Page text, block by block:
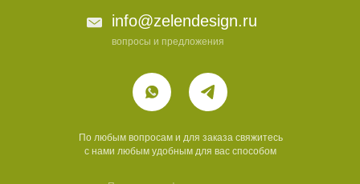
По любым вопросам и для заказа свяжитесь
с нами любым удобным для вас способом
вопросы и предложения
info@zelendesign.ru